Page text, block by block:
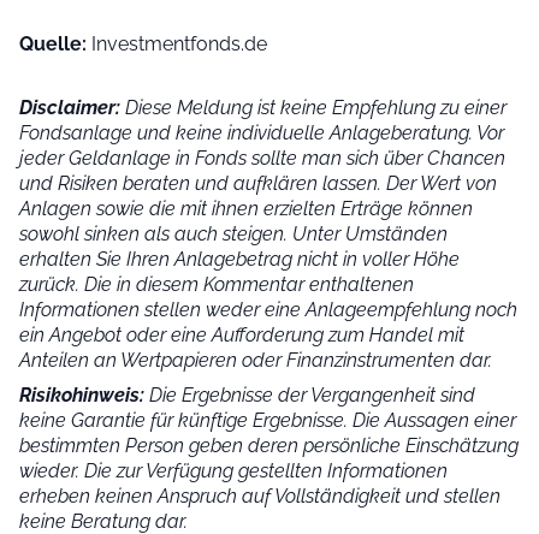
Quelle: Investmentfonds.de
Disclaimer: Diese Meldung ist keine Empfehlung zu einer
Fondsanlage und keine individuelle Anlageberatung. Vor
jeder Geldanlage in Fonds sollte man sich über Chancen
und Risiken beraten und aufklären lassen. Der Wert von
Anlagen sowie die mit ihnen erzielten Erträge können
sowohl sinken als auch steigen. Unter Umständen
erhalten Sie Ihren Anlagebetrag nicht in voller Höhe
zurück. Die in diesem Kommentar enthaltenen
Informationen stellen weder eine Anlageempfehlung noch
ein Angebot oder eine Aufforderung zum Handel mit
Anteilen an Wertpapieren oder Finanzinstrumenten dar.
Risikohinweis: Die Ergebnisse der Vergangenheit sind
keine Garantie für künftige Ergebnisse. Die Aussagen einer
bestimmten Person geben deren persönliche Einschätzung
wieder. Die zur Verfügung gestellten Informationen
erheben keinen Anspruch auf Vollständigkeit und stellen
keine Beratung dar.